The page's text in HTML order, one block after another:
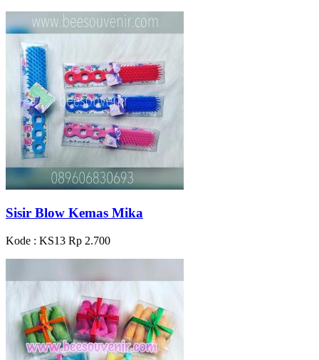
Sisir Blow Kemas Mika
Kode : KS13 Rp 2.700